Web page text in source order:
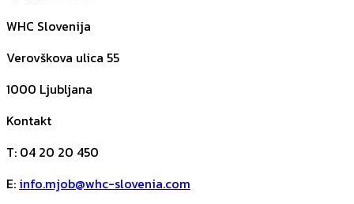
WHC Slovenija
Verovškova ulica 55
1000 Ljubljana
Kontakt
T: 04 20 20 450
E: info.mjob@whc-slovenia.com